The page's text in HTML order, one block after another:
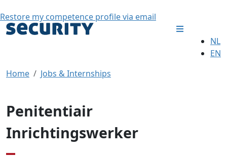
Restore my competence profile via email
NL
EN
Home
Jobs & Internships
Penitentiair
Inrichtingswerker